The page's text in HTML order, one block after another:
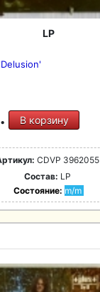
LP
В корзину
CDVP 3962055
Состав: LP
Состояние: m/m